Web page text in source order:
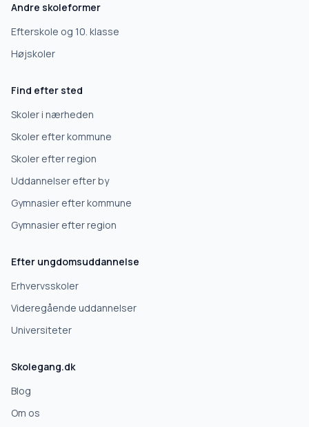
10. klasse
Erhvervsuddannelse
Videregående uddannelse
Andre skoleformer
Efterskole og 10. klasse
Højskoler
Find efter sted
Skoler i nærheden
Skoler efter kommune
Skoler efter region
Uddannelser efter by
Gymnasier efter kommune
Gymnasier efter region
Efter ungdomsuddannelse
Erhvervsskoler
Videregående uddannelser
Universiteter
Skolegang.dk
Blog
Om os